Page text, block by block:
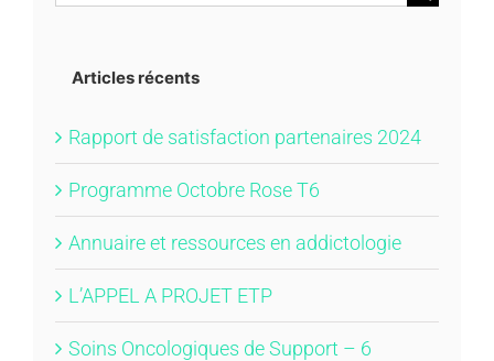
Articles récents
Rapport de satisfaction partenaires 2024
Programme Octobre Rose T6
Annuaire et ressources en addictologie
L’APPEL A PROJET ETP
Soins Oncologiques de Support – 6